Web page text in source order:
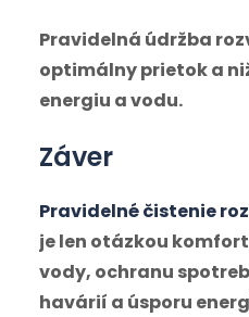
Pravidelná údržba
optimálny prietok a
energiu a vodu.
Záver
Pravidelné čistenie
je len otázkou
vody, ochranu
havárií a úsporu